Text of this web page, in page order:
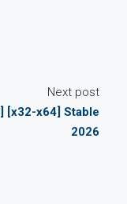
Next post
[x32-x64] Stable
2026